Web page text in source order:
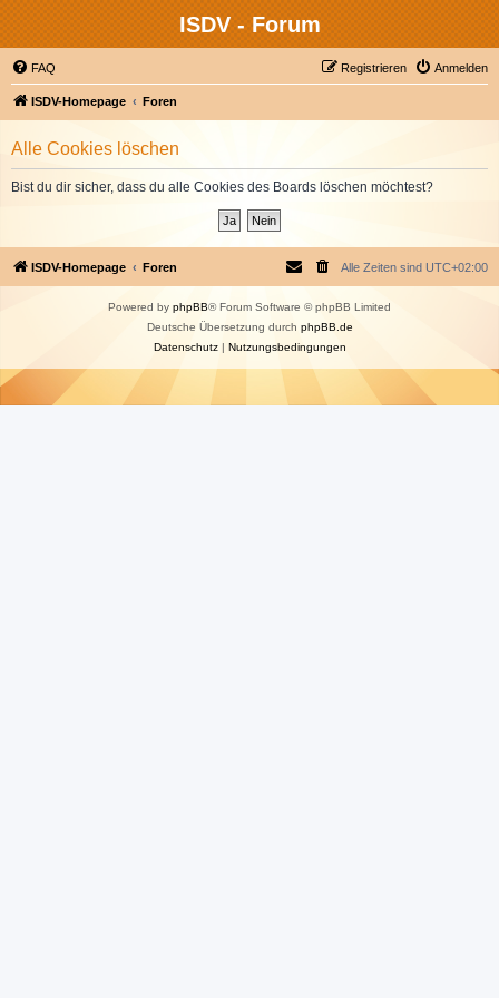
ISDV - Forum
FAQ Anmelden
Registrieren
ISDV-Homepage Foren
Alle Cookies löschen
Bist du dir sicher, dass du alle Cookies des Boards löschen möchtest?
ISDV-Homepage Foren Alle Zeiten sind UTC+02:00
Powered by phpBB® Forum Software © phpBB Limited
Deutsche Übersetzung durch phpBB.de
Datenschutz| Nutzungsbedingungen